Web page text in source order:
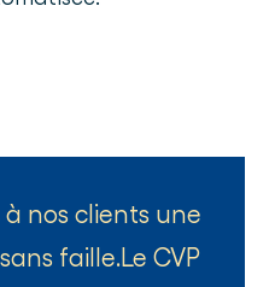
nos clients une
faille.Le CVP